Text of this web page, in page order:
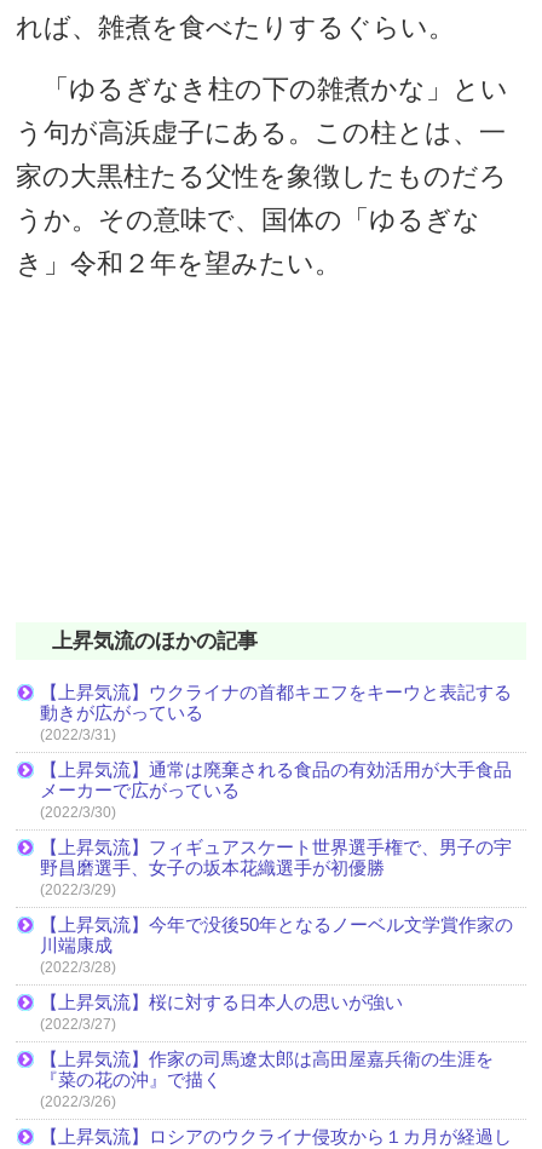
れば、雑煮を食べたりするぐらい。
「ゆるぎなき柱の下の雑煮かな」とい
う句が高浜虚子にある。この柱とは、一
家の大黒柱たる父性を象徴したものだろ
うか。その意味で、国体の「ゆるぎな
き」令和２年を望みたい。
上昇気流のほかの記事
【上昇気流】ウクライナの首都キエフをキーウと表記する
動きが広がっている
(2022/3/31)
【上昇気流】通常は廃棄される食品の有効活用が大手食品
メーカーで広がっている
(2022/3/30)
【上昇気流】フィギュアスケート世界選手権で、男子の宇
野昌磨選手、女子の坂本花織選手が初優勝
(2022/3/29)
【上昇気流】今年で没後50年となるノーベル文学賞作家の
川端康成
(2022/3/28)
【上昇気流】桜に対する日本人の思いが強い
(2022/3/27)
【上昇気流】作家の司馬遼太郎は高田屋嘉兵衛の生涯を
『菜の花の沖』で描く
(2022/3/26)
【上昇気流】ロシアのウクライナ侵攻から１カ月が経過し